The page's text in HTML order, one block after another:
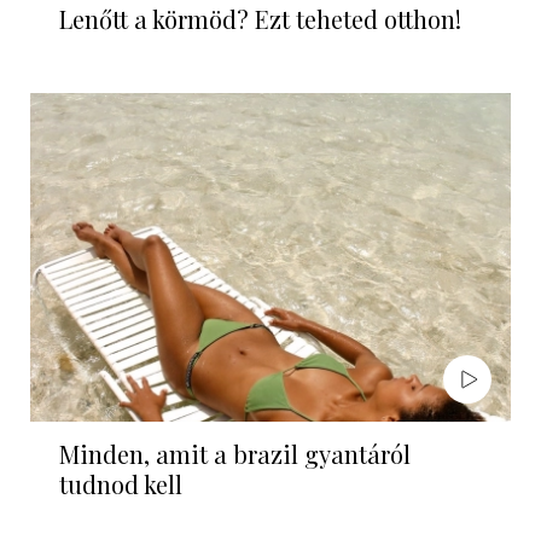
Lenőtt a körmöd? Ezt teheted otthon!
Minden, amit a brazil gyantáról
tudnod kell